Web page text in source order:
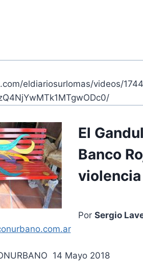
eldiariosurlomas/videos/
El
Banco
Por Sergio
14 Mayo 2018